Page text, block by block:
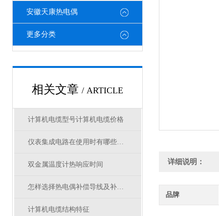
安徽天康热电偶
更多分类
相关文章 / ARTICLE
计算机电缆型号计算机电缆价格
仪表集成电路在使用时有哪些注意事项
双金属温度计热响应时间
怎样选择热电偶补偿导线及补偿电缆
计算机电缆结构特征
详细说明：
品牌